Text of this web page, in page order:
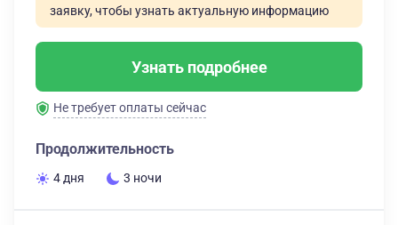
заявку, чтобы узнать актуальную информацию
Узнать подробнее
Не требует оплаты сейчас
Продолжительность
4 дня 3 ночи